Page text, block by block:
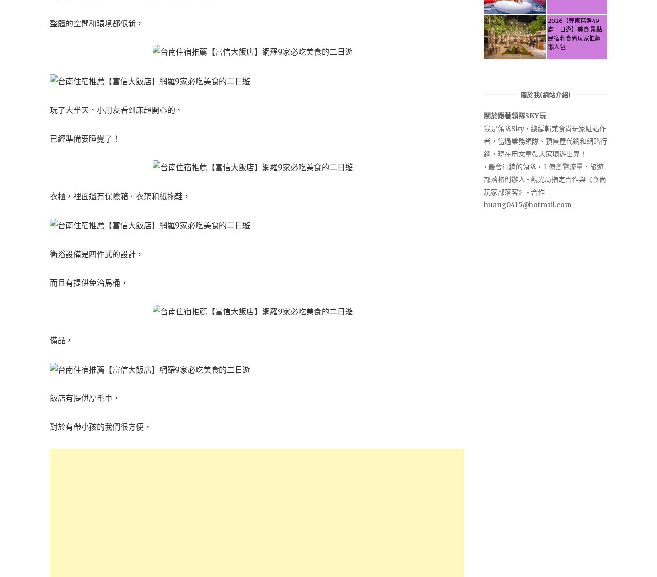
整體的空間和環境都很新，
玩了大半天，小朋友看到床超開心的，
已經準備要睡覺了！
衣櫃，裡面還有保險箱．衣架和紙拖鞋，
衛浴設備是四件式的設計，
而且有提供免治馬桶，
備品，
飯店有提供厚毛巾，
對於有帶小孩的我們很方便，
Let the guide take
you through it all!
2026【屏東精選49
處一日遊】美食.景點.
民宿和食尚玩家推薦
懶人包
關於我(網站介紹)
關於跟著領隊SKY玩
我是領隊Sky，總編輯兼食尚玩家駐站作
者，當過業務領隊、預售屋代銷和網路行
銷，現在用文章帶大家環遊世界！
• 最會行銷的領隊 • １億瀏覽流量．旅遊
部落格創辦人 • 觀光局指定合作與《食尚
玩家部落客》 • 合作：
huang0415@hotmail.com